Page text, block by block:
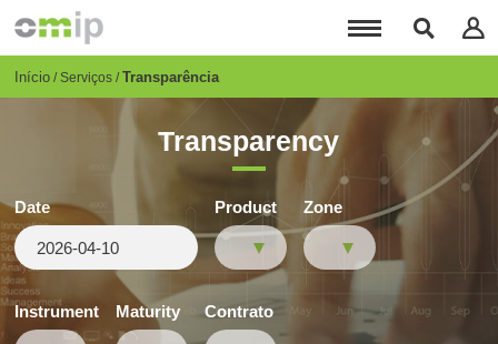
para
conteúdo
Breadcrumb
Início Serviços Transparência
Transparency
Date Product Zone
Instrument Maturity Contrato